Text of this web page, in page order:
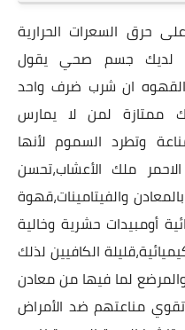
حرق السعرات الحرارية
لديك جسم صحي يقول
ان شرب ضرف واحد
ممتازة لمن لا يمارس
وتطرد السموم لأنها
ملك الأعشاب،تحسن
والفيتامينات،قهوة
أومبيدات حشرية وخالية
الكافيين لذلك
لما فيها من معادن
مناعتهم ضد الأمراض